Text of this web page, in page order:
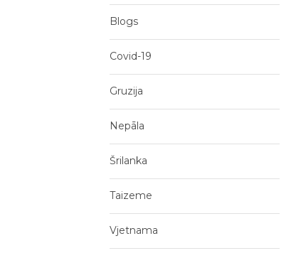
Blogs
Covid-19
Gruzija
Nepāla
Šrilanka
Taizeme
Vjetnama